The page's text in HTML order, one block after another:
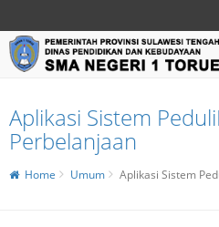
Aplikasi Sistem
Perbelanjaan
Home Umum Aplikasi Sistem